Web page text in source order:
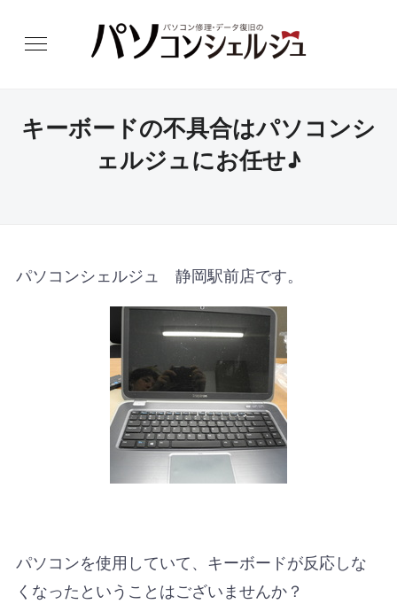
キーボードの不具合はパソコンシ
ェルジュにお任せ♪
パソコンシェルジュ 静岡駅前店です。
パソコンを使用していて、キーボードが反応しな
くなったということはございませんか？